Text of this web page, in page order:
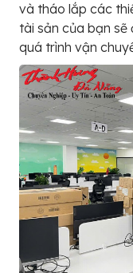
và tháo lắp các
tài sản của bạn
quá trình vận